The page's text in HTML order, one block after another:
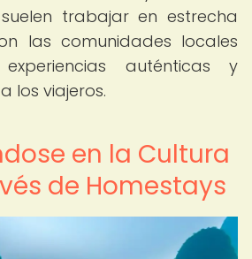
trabajar en estrecha
las comunidades locales
auténticas y
los viajeros.
en la Cultura
de Homestays